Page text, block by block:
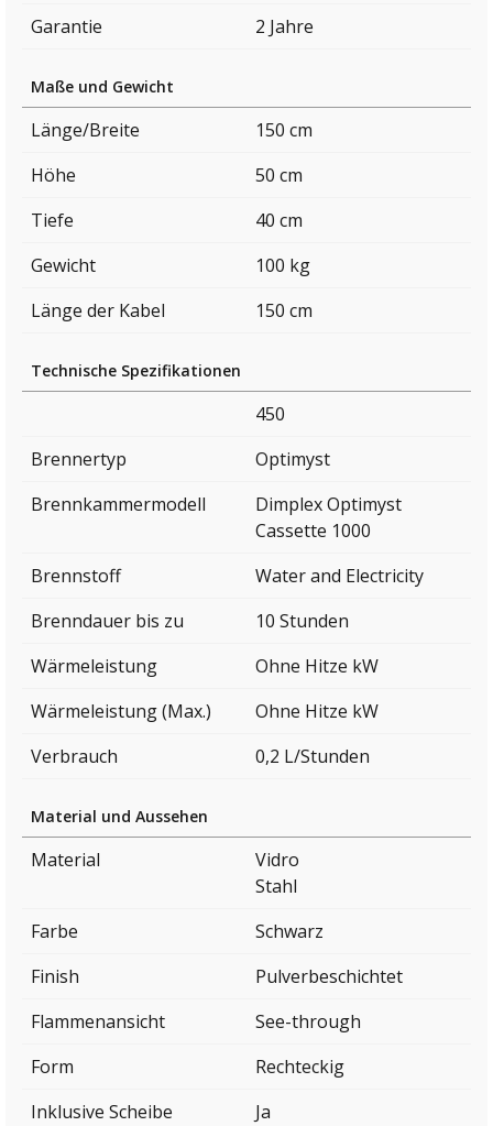
Garantie
2 Jahre
Maße und Gewicht
Länge/Breite
150 cm
Höhe
50 cm
Tiefe
40 cm
Gewicht
100 kg
Länge der Kabel
150 cm
Technische Spezifikationen
450
Brennertyp
Optimyst
Brennkammermodell
Dimplex Optimyst
Cassette 1000
Brennstoff
Water and Electricity
Brenndauer bis zu
10 Stunden
Wärmeleistung
Ohne Hitze kW
Wärmeleistung (Max.)
Ohne Hitze kW
Verbrauch
0,2 L/Stunden
Material und Aussehen
Material
Vidro
Stahl
Farbe
Schwarz
Finish
Pulverbeschichtet
Flammenansicht
See-through
Form
Rechteckig
Inklusive Scheibe
Ja